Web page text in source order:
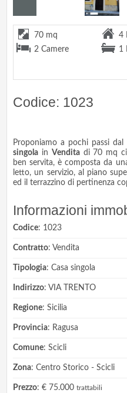
70 mq
4
2 Camere
1
Codice: 1023
Proponiamo a pochi passi
singola in Venditadi 70 mq
ben servita, è composta da
letto, un servizio, al piano
ed il terrazzino di pertinenza
Informazioni
Codice: 1023
Contratto: Vendita
Tipologia: Casa singola
Indirizzo: VIA TRENTO
Regione: Sicilia
Provincia: Ragusa
Comune: Scicli
Zona: Centro Storico - Scicli
Prezzo: € 75.000trattabili